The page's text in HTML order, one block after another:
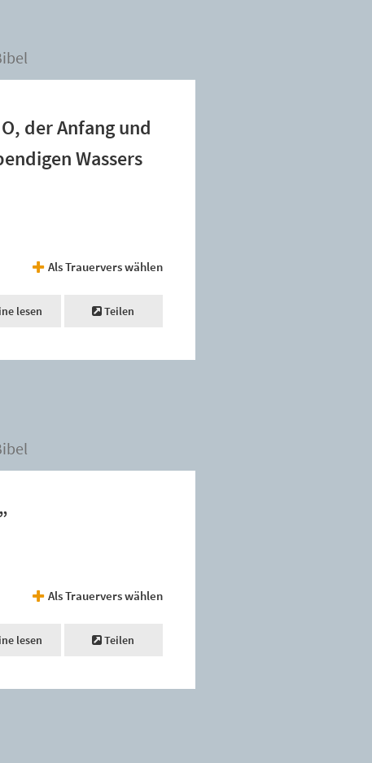
der Anfang und
Wassers
Als Trauervers wählen
lesen Teilen
Als Trauervers wählen
lesen Teilen